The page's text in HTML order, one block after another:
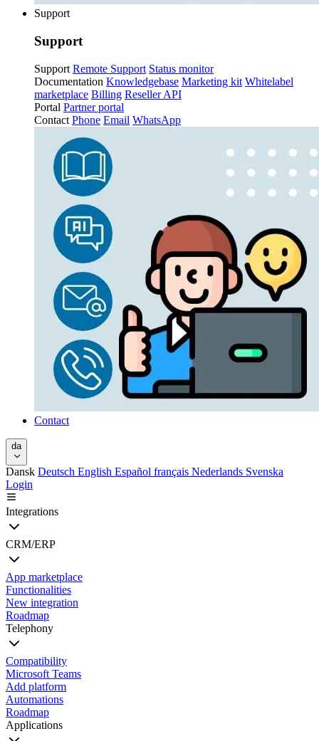
Support
Support
Support Remote Support Status monitor
Documentation Knowledgebase Marketing kit Whitelabel
marketplace Billing Reseller API
Portal Partner portal
Contact Phone Email WhatsApp
Contact
da
Dansk Deutsch English Español français Nederlands Svenska
Login
Integrations
CRM/ERP
App marketplace
Functionalities
New integration
Roadmap
Telephony
Compatibility
Microsoft Teams
Add platform
Automations
Roadmap
Applications